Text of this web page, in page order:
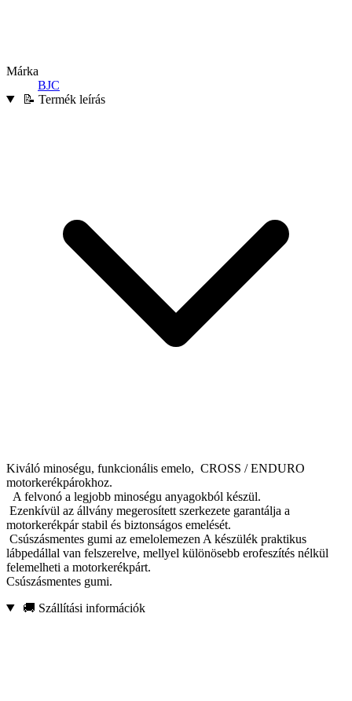
Márka
BJC
📝 Termék leírás
Kiváló minoségu, funkcionális emelo, CROSS / ENDURO
motorkerékpárokhoz.
A felvonó a legjobb minoségu anyagokból készül.
Ezenkívül az állvány megerosített szerkezete garantálja a
motorkerékpár stabil és biztonságos emelését.
Csúszásmentes gumi az emelolemezen A készülék praktikus
lábpedállal van felszerelve, mellyel különösebb erofeszítés nélkül
felemelheti a motorkerékpárt.
Csúszásmentes gumi.
🚚 Szállítási információk